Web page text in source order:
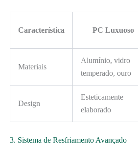
Característica PC Luxuoso
Materiais
Alumínio, vidro
temperado, ouro
Design
Esteticamente
elaborado
3. Sistema de Resfriamento Avançado